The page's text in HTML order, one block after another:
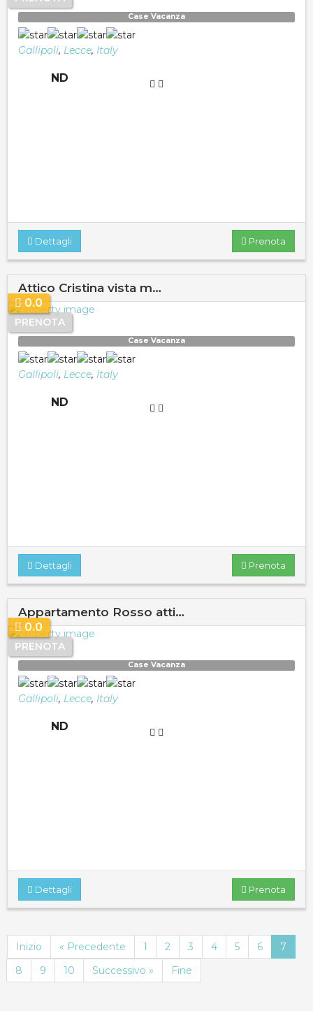
Case Vacanza
Gallipoli, Lecce, Italy
ND
Prenota
Dettagli
Attico Cristina vista m…
PRENOTA
0.0
Case Vacanza
Gallipoli, Lecce, Italy
ND
Prenota
Dettagli
Appartamento Rosso atti…
PRENOTA
0.0
Case Vacanza
Gallipoli, Lecce, Italy
ND
Prenota
Dettagli
Inizio « Precedente 1 2 3 4 5 6
7
8
9 10 Successivo » Fine